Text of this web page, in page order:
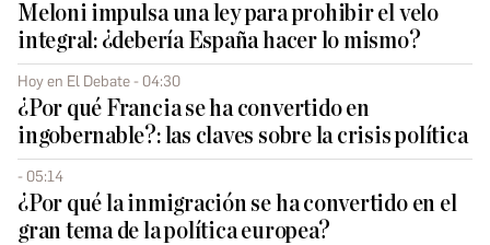
Meloni impulsa una ley para prohibir el velo
integral: ¿debería España hacer lo mismo?
Hoy en El Debate - 04:30
¿Por qué Francia se ha convertido en
ingobernable?: las claves sobre la crisis política
- 05:14
¿Por qué la inmigración se ha convertido en el
gran tema de la política europea?